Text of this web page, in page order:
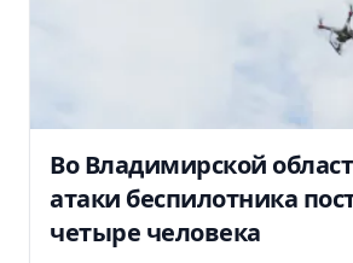
Во Владимирской
атаки беспилотника
четыре человека